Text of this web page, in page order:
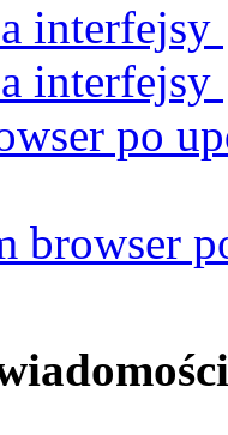
interfejsy
interfejsy
po
browser